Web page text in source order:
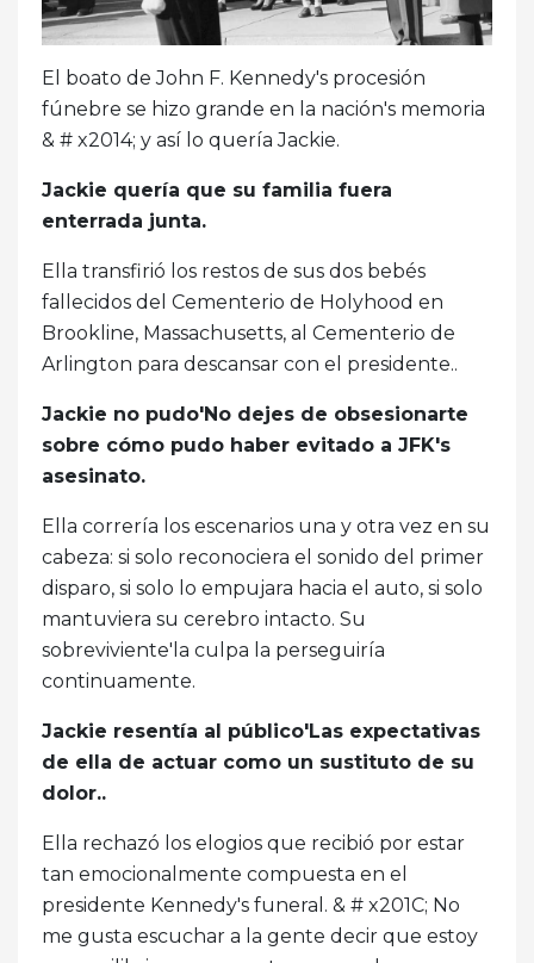
El boato de John F. Kennedy's procesión
fúnebre se hizo grande en la nación's memoria
& # x2014; y así lo quería Jackie.
Jackie quería que su familia fuera
enterrada junta.
Ella transfirió los restos de sus dos bebés
fallecidos del Cementerio de Holyhood en
Brookline, Massachusetts, al Cementerio de
Arlington para descansar con el presidente..
Jackie no pudo'No dejes de obsesionarte
sobre cómo pudo haber evitado a JFK's
asesinato.
Ella correría los escenarios una y otra vez en su
cabeza: si solo reconociera el sonido del primer
disparo, si solo lo empujara hacia el auto, si solo
mantuviera su cerebro intacto. Su
sobreviviente'la culpa la perseguiría
continuamente.
Jackie resentía al público'Las expectativas
de ella de actuar como un sustituto de su
dolor..
Ella rechazó los elogios que recibió por estar
tan emocionalmente compuesta en el
presidente Kennedy's funeral. & # x201C; No
me gusta escuchar a la gente decir que estoy